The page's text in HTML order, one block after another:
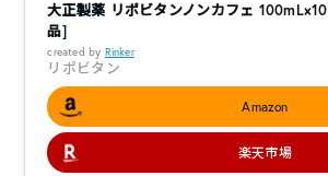
大正製薬 リポビタンノンカフェ
品]
created by Rinker
リポビタン
Amazon
楽天市場